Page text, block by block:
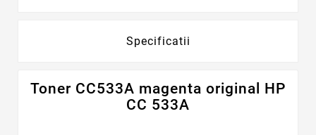
Specificatii
Toner CC533A magenta original HP
CC 533A